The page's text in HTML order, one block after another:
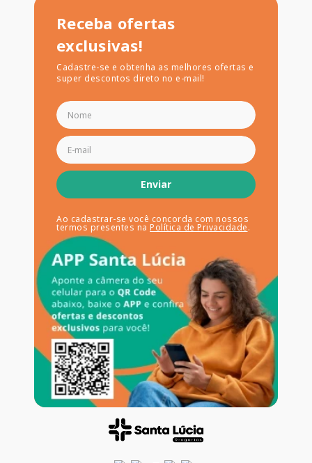
Receba ofertas
exclusivas!
Cadastre-se e obtenha as melhores ofertas e
super descontos direto no e-mail!
Enviar
Ao cadastrar-se você concorda com nossos
termos presentes na Política de Privacidade.